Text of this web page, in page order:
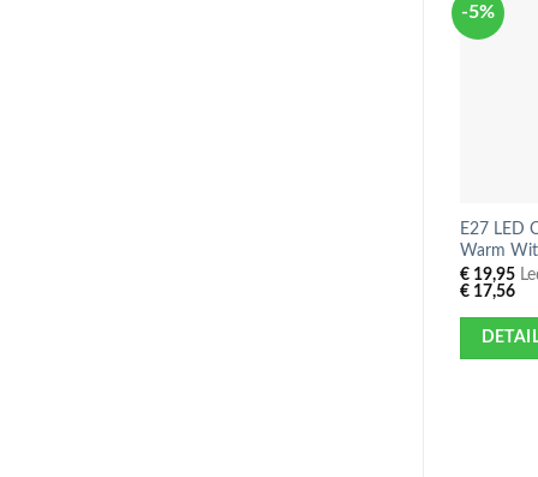
-5%
E27 LED
Warm Wit
€19,95
€17,56